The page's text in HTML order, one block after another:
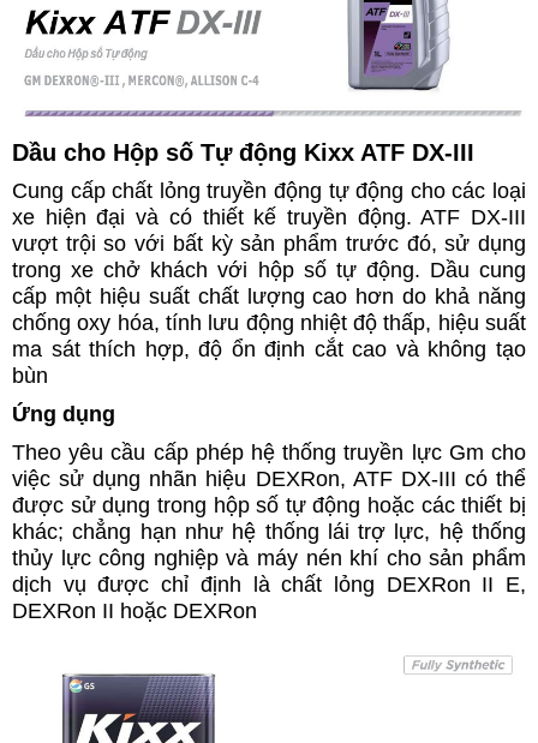
Dầu cho Hộp số Tự động Kixx ATF DX-III
Cung cấp chất lỏng truyền động tự động cho các loại
xe hiện đại và có thiết kế truyền động. ATF DX-III
vượt trội so với bất kỳ sản phẩm trước đó, sử dụng
trong xe chở khách với hộp số tự động. Dầu cung
cấp một hiệu suất chất lượng cao hơn do khả năng
chống oxy hóa, tính lưu động nhiệt độ thấp, hiệu suất
ma sát thích hợp, độ ổn định cắt cao và không tạo
bùn
Ứng dụng
Theo yêu cầu cấp phép hệ thống truyền lực Gm cho
việc sử dụng nhãn hiệu DEXRon, ATF DX-III có thể
được sử dụng trong hộp số tự động hoặc các thiết bị
khác; chẳng hạn như hệ thống lái trợ lực, hệ thống
thủy lực công nghiệp và máy nén khí cho sản phẩm
dịch vụ được chỉ định là chất lỏng DEXRon II E,
DEXRon II hoặc DEXRon